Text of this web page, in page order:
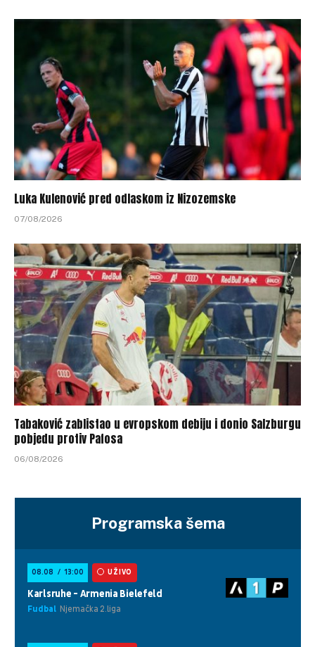
Luka Kulenović pred odlaskom iz Nizozemske
07/08/2026
Tabaković zablistao u evropskom debiju i donio Salzburgu
pobjedu protiv Pafosa
06/08/2026
Programska šema